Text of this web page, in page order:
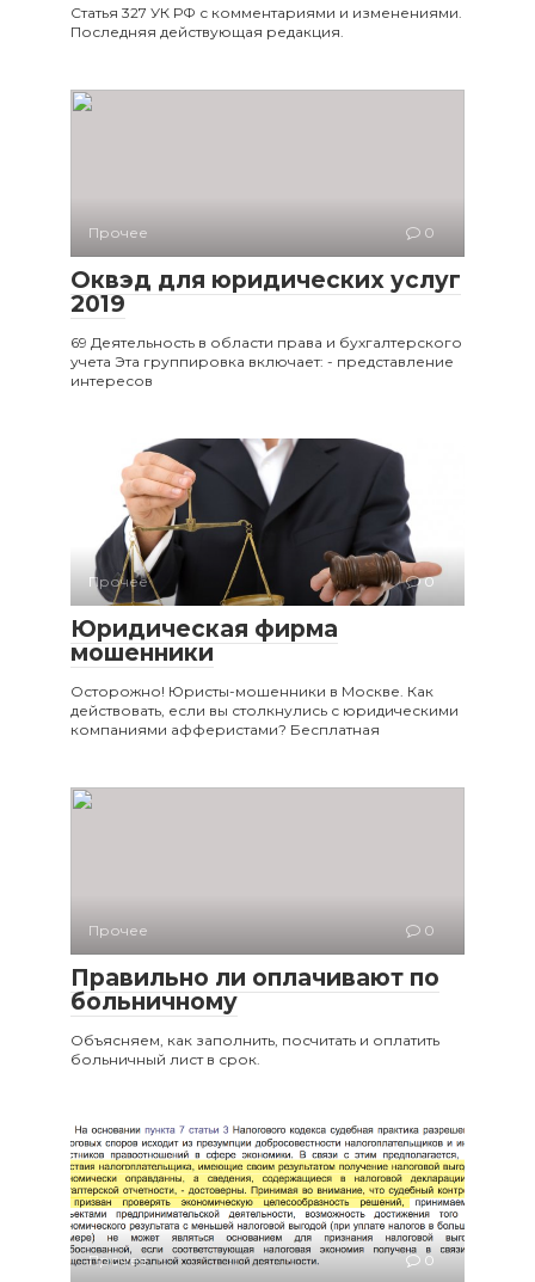
Статья 327 УК РФ с комментариями и изменениями.
Последняя действующая редакция.
Прочее 0
Оквэд для юридических услуг
2019
69 Деятельность в области права и бухгалтерского
учета Эта группировка включает: - представление
интересов
Прочее 0
Юридическая фирма
мошенники
Осторожно! Юристы-мошенники в Москве. Как
действовать, если вы столкнулись с юридическими
компаниями афферистами? Бесплатная
Прочее 0
Правильно ли оплачивают по
больничному
Объясняем, как заполнить, посчитать и оплатить
больничный лист в срок.
Прочее 0